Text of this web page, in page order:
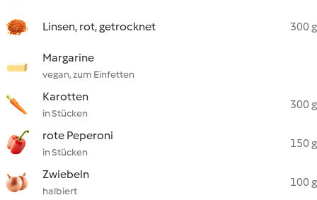
Linsen, rot, getrocknet 300 g
Margarine
vegan, zum Einfetten
Karotten
in Stücken
300 g
rote Peperoni
in Stücken
150 g
Zwiebeln
halbiert
100 g